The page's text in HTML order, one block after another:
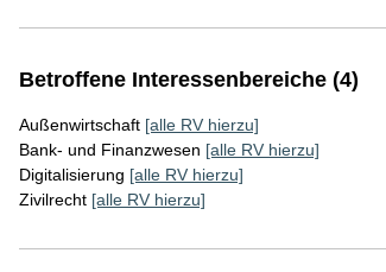
Betroffene Interessenbereiche (4)
Außenwirtschaft [alle RV hierzu]
Bank- und Finanzwesen [alle RV hierzu]
Digitalisierung [alle RV hierzu]
Zivilrecht [alle RV hierzu]